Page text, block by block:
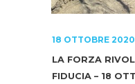
18 OTTOBRE 2020
LA FORZA
FIDUCIA – 18